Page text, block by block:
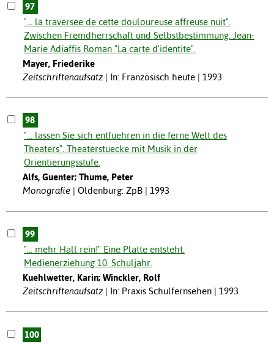
97
"... la traversee de cette douloureuse affreuse nuit".
Zwischen Fremdherrschaft und Selbstbestimmung: Jean-
Marie Adiaffis Roman "La carte d'identite".
Mayer, Friederike
Zeitschriftenaufsatz
In: Französisch heute | 1993
98
"... lassen Sie sich entfuehren in die ferne Welt des
Theaters". Theaterstuecke mit Musik in der
Orientierungsstufe.
Alfs, Guenter; Thume, Peter
Monografie
Oldenburg: ZpB | 1993
99
"... mehr Hall rein!" Eine Platte entsteht.
Medienerziehung 10. Schuljahr.
Kuehlwetter, Karin; Winckler, Rolf
Zeitschriftenaufsatz
In: Praxis Schulfernsehen | 1993
100